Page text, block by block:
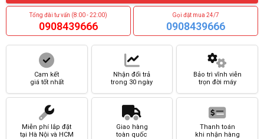
Tổng đài tư vấn (8:00 - 22:00)
0908439666
Gọi đặt mua 24/7
0908439666
Cam kết
giá tốt nhất
Nhận đổi trả
trong 30 ngày
Bảo trì vĩnh viễn
trọn đời máy
Miễn phí lắp đặt
tại Hà Nội và HCM
Giao hàng
toàn quốc
Thanh toán
khi nhận hàng